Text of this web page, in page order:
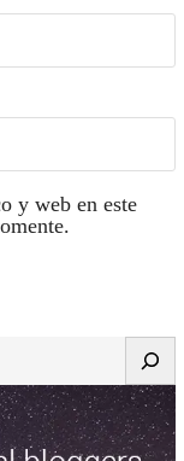
y web en este